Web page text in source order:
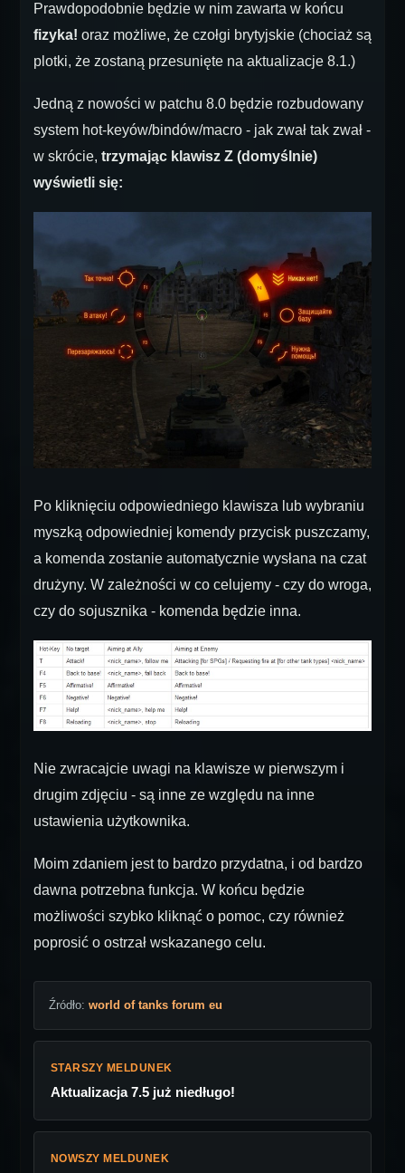
Prawdopodobnie będzie w nim zawarta w końcu
fizyka! oraz możliwe, że czołgi brytyjskie (chociaż są
plotki, że zostaną przesunięte na aktualizacje 8.1.)
Jedną z nowości w patchu 8.0 będzie rozbudowany
system hot-keyów/bindów/macro - jak zwał tak zwał -
w skrócie, trzymając klawisz Z (domyślnie)
wyświetli się:
Po kliknięciu odpowiedniego klawisza lub wybraniu
myszką odpowiedniej komendy przycisk puszczamy,
a komenda zostanie automatycznie wysłana na czat
drużyny. W zależności w co celujemy - czy do wroga,
czy do sojusznika - komenda będzie inna.
Nie zwracajcie uwagi na klawisze w pierwszym i
drugim zdjęciu - są inne ze względu na inne
ustawienia użytkownika.
Moim zdaniem jest to bardzo przydatna, i od bardzo
dawna potrzebna funkcja. W końcu będzie
możliwości szybko kliknąć o pomoc, czy również
poprosić o ostrzał wskazanego celu.
Źródło: world of tanks forum eu
STARSZY MELDUNEK
Aktualizacja 7.5 już niedługo!
NOWSZY MELDUNEK